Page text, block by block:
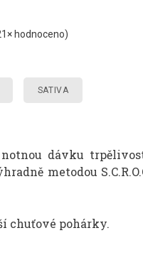
× hodnoceno)
SATIVA
dávku
metodou
chuťové pohárky.